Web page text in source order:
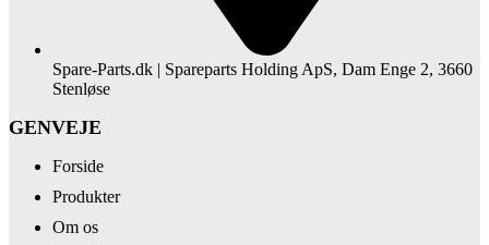
Spare-Parts.dk | Spareparts Holding ApS, Dam Enge 2, 3660
Stenløse
GENVEJE
Forside
Produkter
Om os